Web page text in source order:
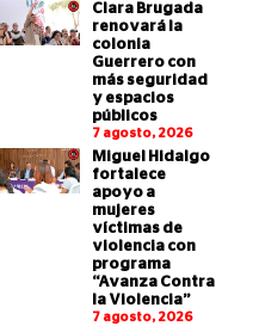
Clara Brugada
renovará la
colonia
Guerrero con
más seguridad
y espacios
públicos
7 agosto, 2026
Miguel Hidalgo
fortalece
apoyo a
mujeres
víctimas de
violencia con
programa
“Avanza Contra
la Violencia”
7 agosto, 2026